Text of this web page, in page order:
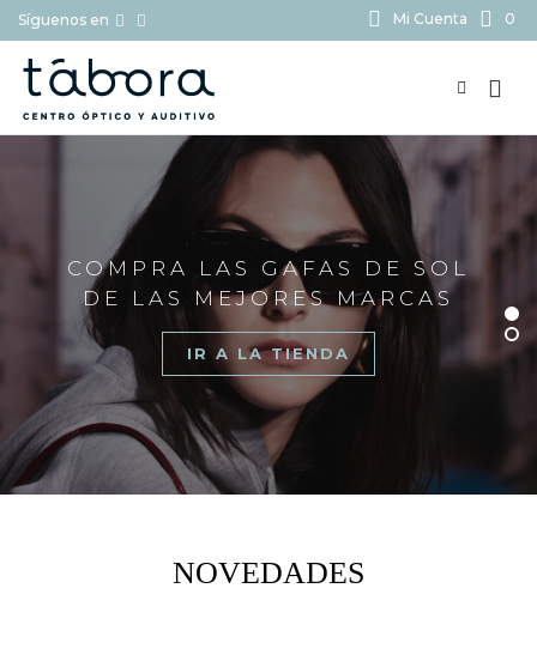
Síguenos en Mi Cuenta 0
COMPRA LAS GAFAS DE SOL
DE LAS MEJORES MARCAS
IR A LA TIENDA
NOVEDADES